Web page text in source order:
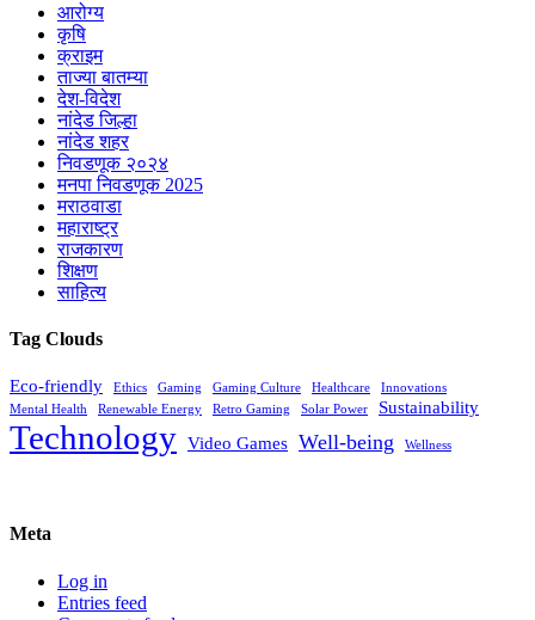
आरोग्य
कृषि
क्राइम
ताज्या बातम्या
देश-विदेश
नांदेड जिल्हा
नांदेड शहर
निवडणूक २०२४
मनपा निवडणूक 2025
मराठवाडा
महाराष्ट्र
राजकारण
शिक्षण
साहित्य
Tag Clouds
Eco-friendly Ethics Gaming Gaming Culture Healthcare
Innovations
Mental Health
Renewable Energy Retro Gaming Solar Power Sustainability
Technology Video Games Well-being Wellness
Meta
Log in
Entries feed